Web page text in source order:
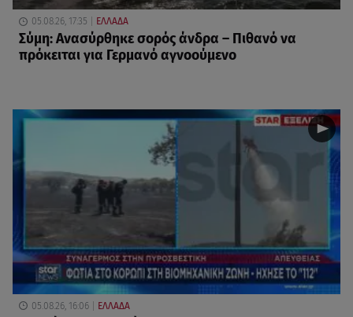
05.08.26, 17:35 ΕΛΛΑΔΑ
Σύμη: Ανασύρθηκε σορός άνδρα – Πιθανό να
πρόκειται για Γερμανό αγνοούμενο
05.08.26, 16:06 ΕΛΛΑΔΑ